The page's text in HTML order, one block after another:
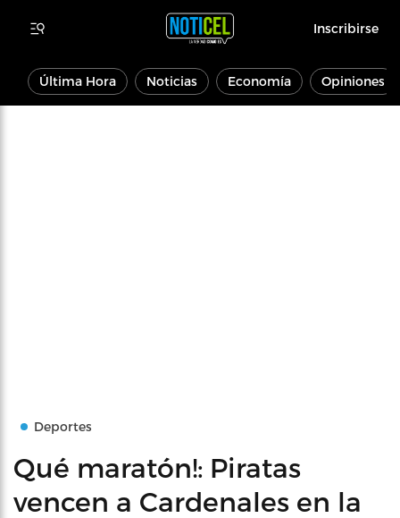
Inscribirse
Última Hora Noticias Economía Opiniones
Deportes
Qué maratón!: Piratas
vencen a Cardenales en la